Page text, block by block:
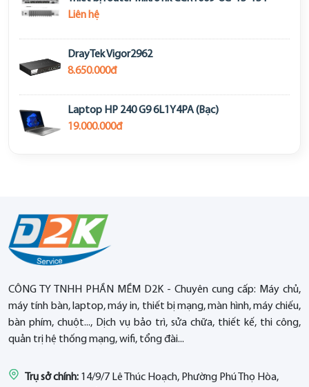
Liên hệ
DrayTek Vigor2962
8.650.000đ
Laptop HP 240 G9 6L1Y4PA (Bạc)
19.000.000đ
CÔNG TY TNHH PHẦN MỀM D2K - Chuyên cung cấp: Máy chủ,
máy tính bàn, laptop, máy in, thiết bị mạng, màn hình, máy chiếu,
bàn phím, chuột..., Dịch vụ bảo trì, sửa chữa, thiết kế, thi công,
quản trị hệ thống mạng, wifi, tổng đài...
Trụ sở chính: 14/9/7 Lê Thúc Hoạch, Phường Phú Thọ Hòa,